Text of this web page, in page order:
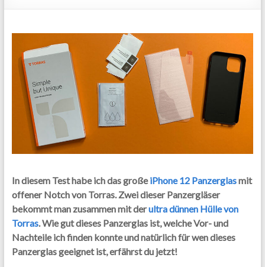
In diesem Test habe ich das großeiPhone 12 Panzerglasmit
offener Notch von Torras. Zwei dieser Panzergläser
bekommt man zusammen mit derultra dünnen Hülle von
Torras. Wie gut dieses Panzerglas ist, welche Vor- und
Nachteile ich finden konnte und natürlich für wen dieses
Panzerglas geeignet ist, erfährst du jetzt!